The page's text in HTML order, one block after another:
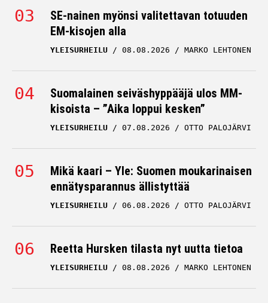
SE-nainen myönsi valitettavan totuuden
EM-kisojen alla
YLEISURHEILU 08.08.2026 MARKO LEHTONEN
Suomalainen seiväshyppääjä ulos MM-
kisoista – ”Aika loppui kesken”
YLEISURHEILU 07.08.2026 OTTO PALOJÄRVI
Mikä kaari – Yle: Suomen moukarinaisen
ennätysparannus ällistyttää
YLEISURHEILU 06.08.2026 OTTO PALOJÄRVI
Reetta Hursken tilasta nyt uutta tietoa
YLEISURHEILU 08.08.2026 MARKO LEHTONEN